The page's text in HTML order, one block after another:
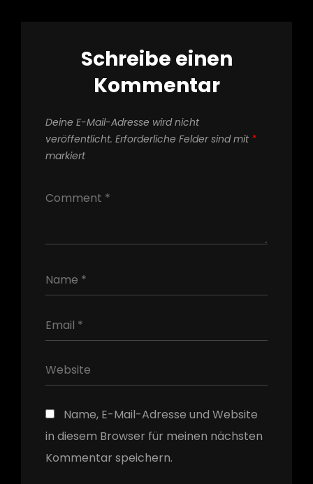
Schreibe einen
Kommentar
Deine E-Mail-Adresse wird nicht
veröffentlicht. Erforderliche Felder sind mit *
markiert
Name, E-Mail-Adresse und Website
in diesem Browser für meinen nächsten
Kommentar speichern.